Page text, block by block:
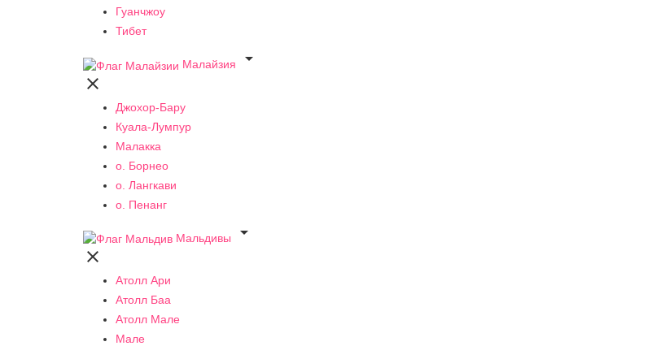
Гуанчжоу
Тибет
Малайзия


Джохор-Бару
Куала-Лумпур
Малакка
о. Борнео
о. Лангкави
о. Пенанг
Мальдивы


Атолл Ари
Атолл Баа
Атолл Мале
Мале